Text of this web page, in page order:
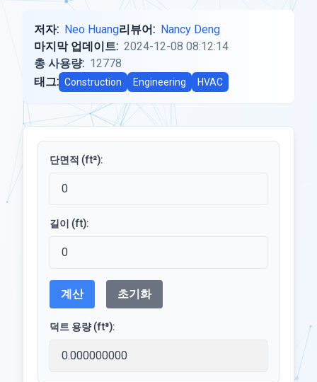
저자: Neo Huang리뷰어: Nancy Deng
마지막 업데이트: 2024-12-08 08:12:14
총 사용량: 12778
태그: Construction Engineering HVAC
단면적 (ft²):
길이 (ft):
계산 초기화
덕트 용량 (ft³):